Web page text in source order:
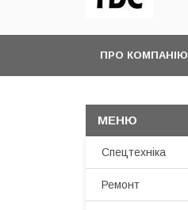
ПРО КОМПАНІЮ
Спецтехніка
Ремонт